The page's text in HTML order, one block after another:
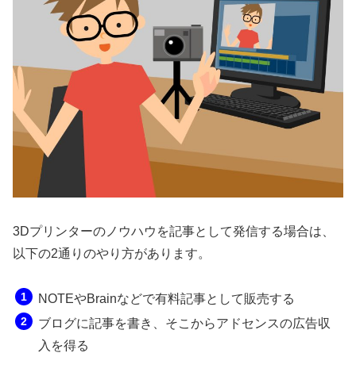
3Dプリンターのノウハウを記事として発信する場合は、
以下の2通りのやり方があります。
NOTEやBrainなどで有料記事として販売する
ブログに記事を書き、そこからアドセンスの広告収
入を得る